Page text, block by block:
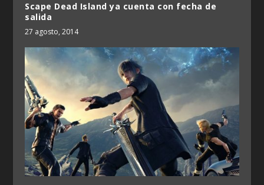
Scape Dead Island ya cuenta con fecha de
salida
27 agosto, 2014